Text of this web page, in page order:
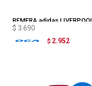
REMERA adidas LIVERPOOL
$ 3.690
$ 2.952